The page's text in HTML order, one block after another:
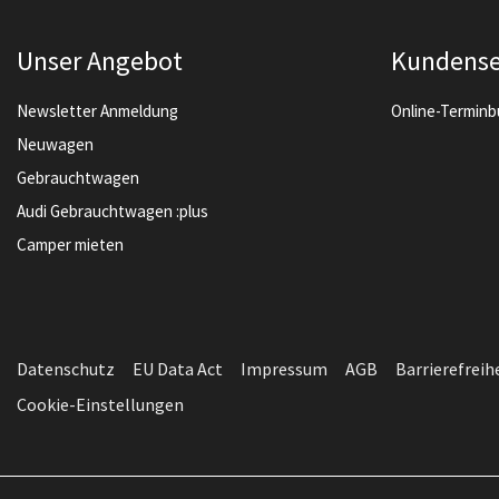
Unser Angebot
Newsletter Anmeldung
Neuwagen
Gebrauchtwagen
Audi Gebrauchtwagen :plus
Camper mieten
Online-
Datenschutz EU Data Act Impressum AGB
Cookie-Einstellungen